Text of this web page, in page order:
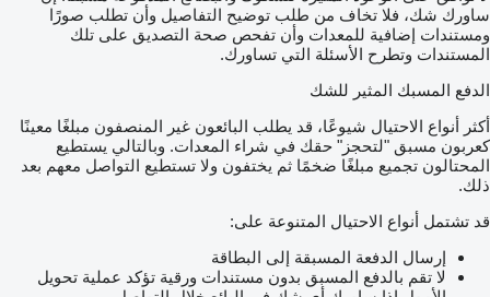
ساورك شك، فلا تخاف من طلب توضيح التفاصيل وأن تطلب صورًا
ومستندات إضافية للمعدات وأن تفحص صحة التصديق على تلك
المستندات وتطرح الأسئلة التي تساورك.
الدفع المسبك المثير للشك
أكثر أنواع الاحتيال شيوعًا، قد يطلب البائعون غير المنصفون مبلغًا معينًا
كعربون مسبق "لتحجز" حقك في شراء المعدات. وبالتالي يستطيع
المحتالون تجميع مبلغًا ضخمًا ثم يختفون ولا تستطيع التواصل معهم بعد
ذلك.
قد تشتمل أنواع الاحتيال المتنوعة على:
إرسال الدفعة المسبقة إلى البطاقة
لا تقم بالدفع المسبق بدون مستندات ورقية تؤكد عملية تحويل